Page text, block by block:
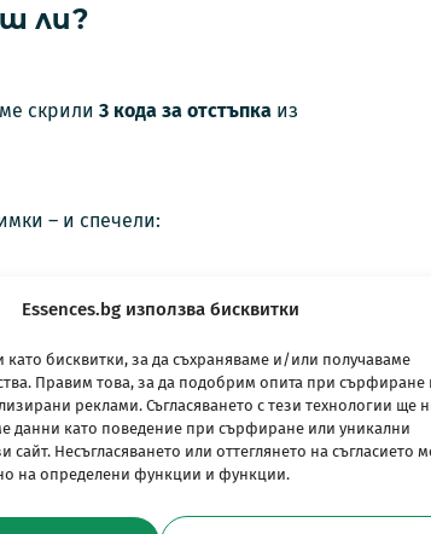
Essences.bg използва бисквитки
като бисквитки, за да съхраняваме и/или получаваме
Правим това, за да подобрим опита при сърфиране
реклами. Съгласяването с тези технологии ще
данни като поведение при сърфиране или уникални
сайт. Несъгласяването или оттеглянето на съгласието
на определени функции и функции.
ли?
скрили 3 кода за отстъпкаиз
– и спечели: